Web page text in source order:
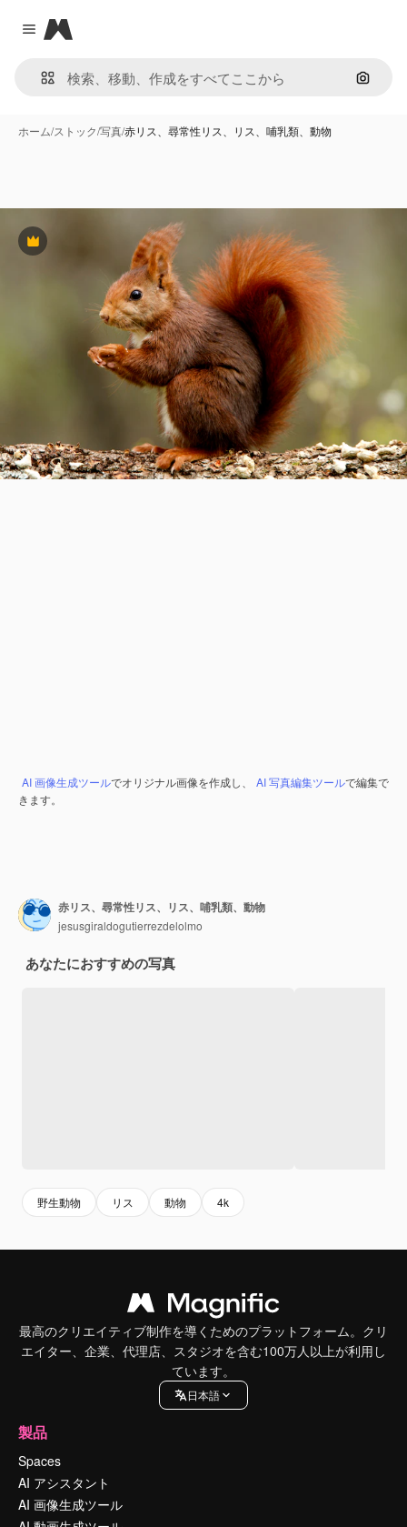
Close menu
Magnific
画像で
ホーム/ストック/写真/赤リス、尋常性リス、リス、哺乳類、動物
Premium
AI 画像生成ツールでオリジナル画像を作成し、 AI 写真編集ツールで編集で
きます。
赤リス、尋常性リス、リス、哺乳類、動物
jesusgiraldogutierrezdelolmo
あなたにおすすめの写真
野生動物 リス 動物 4k
最高のクリエイティブ制作を導くためのプラットフォーム。クリ
エイター、企業、代理店、スタジオを含む100万人以上が利用し
ています。
日本語
製品
Spaces
AI アシスタント
AI 画像生成ツール